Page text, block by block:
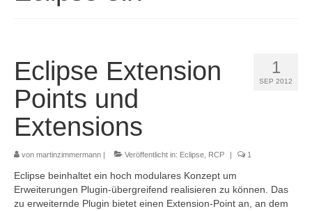
Über mich
IT-Blog
Referenzen
Kontakt
Datenschutz
1
SEP 2012
Eclipse Extension
Points und
Extensions
von martinzimmermann | Veröffentlicht in: Eclipse RCP | 1
Eclipse beinhaltet ein hoch modulares Konzept um
Erweiterungen Plugin-übergreifend realisieren zu können. Das
zu erweiternde Plugin bietet einen Extension-Point an, an dem